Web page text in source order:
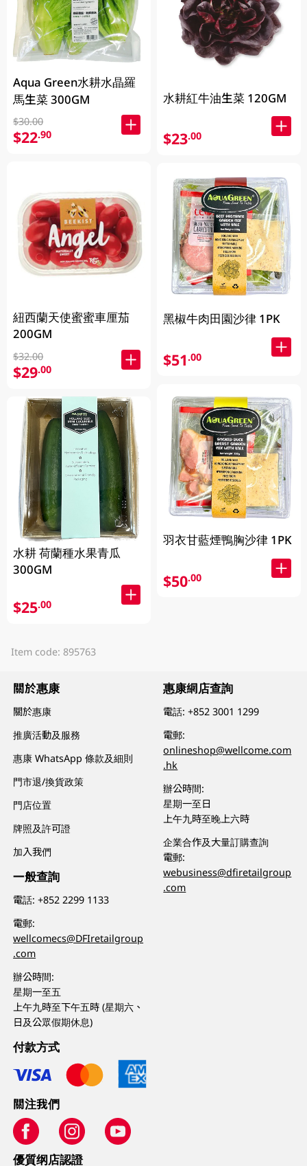
Aqua Green水耕水晶羅
馬生菜 300GM
$30.00
$22.90
紐西蘭天使蜜蜜車厘茄
200GM
$32.00
$29.00
水耕 荷蘭種水果青瓜
300GM
$25.00
水耕紅牛油生菜 120GM
$23.00
黑椒牛肉田園沙律 1PK
$51.00
羽衣甘藍煙鴨胸沙律 1PK
$50.00
Item code: 895763
關於惠康
關於惠康
推廣活動及服務
惠康 WhatsApp 條款及細則
門市退/換貨政策
門店位置
牌照及許可證
加入我們
一般查詢
電話:+852 2299 1133
電郵:
wellcomecs@DFIretailgroup
.com
辦公時間:
星期一至五
上午九時至下午五時 (星期六、
日及公眾假期休息)
惠康網店查詢
電話:+852 3001 1299
電郵:
onlineshop@wellcome.com
.hk
辦公時間:
星期一至日
上午九時至晚上六時
企業合作及大量訂購查詢
電郵:
webusiness@dfiretailgroup
.com
付款方式
關注我們
優質纲店認證